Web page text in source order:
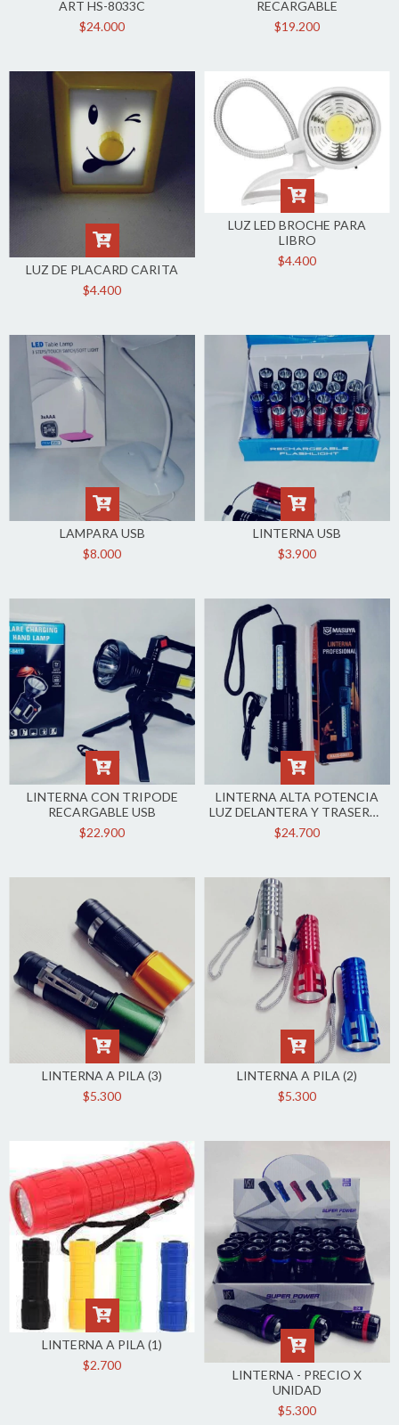
ART HS-8033C
$24.000
RECARGABLE
$19.200
LUZ DE PLACARD CARITA
$4.400
LUZ LED BROCHE PARA
LIBRO
$4.400
LAMPARA USB
$8.000
LINTERNA USB
$3.900
LINTERNA CON TRIPODE
RECARGABLE USB
$22.900
LINTERNA ALTA POTENCIA
LUZ DELANTERA Y TRASERA -
LUZ ROJA Y AZUL TIPO
POLICIA C/ZOOM
$24.700
LINTERNA A PILA (3)
$5.300
LINTERNA A PILA (2)
$5.300
LINTERNA A PILA (1)
$2.700
LINTERNA - PRECIO X
UNIDAD
$5.300